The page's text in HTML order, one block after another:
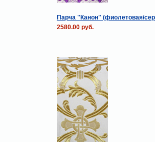
Парча "Канон" (фиолетовая/
2580.00 руб.